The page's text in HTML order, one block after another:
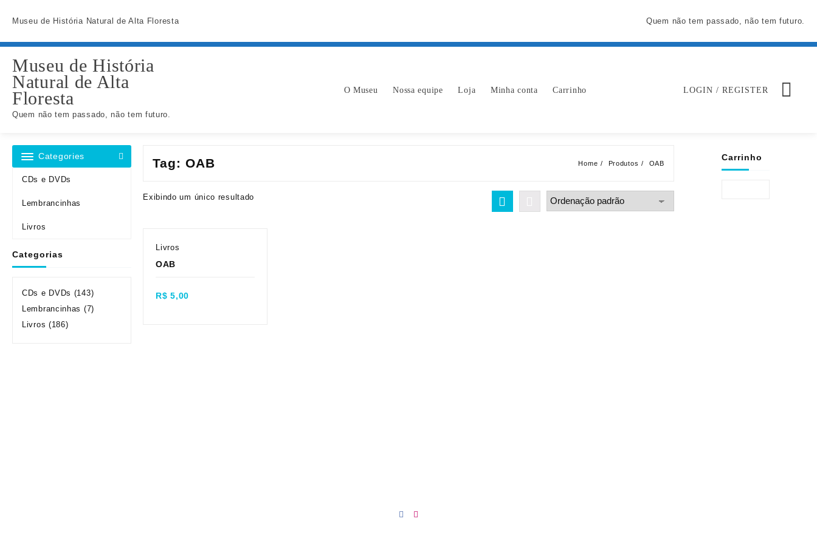
Museu de História Natural de Alta Floresta Quem não tem passado, não tem futuro.
Museu de História
Natural de Alta
Floresta
Quem não tem passado, não tem futuro.
O Museu Nossa equipe Loja Minha conta Carrinho LOGIN / REGISTER
Categories
CDs e DVDs
Lembrancinhas
Livros
Categorias
CDs e DVDs (143)
Lembrancinhas (7)
Livros (186)
Tag:OAB Home Produtos OAB
Exibindo um único resultado
Livros
OAB
R$ 5,00
Carrinho